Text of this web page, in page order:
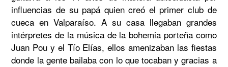
influencias de su papá quien creó el primer club de
cueca en Valparaíso. A su casa llegaban grandes
intérpretes de la música de la bohemia porteña como
Juan Pou y el Tío Elías, ellos amenizaban las fiestas
donde la gente bailaba con lo que tocaban y gracias a